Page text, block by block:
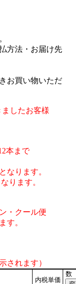
方法・お届け先
お買い物いただ
したお客様
本まで
なります。
ります。
・クール便
す。
されます）
内税単価
数